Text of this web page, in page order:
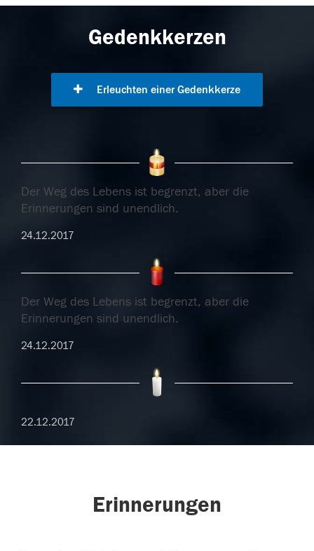
Gedenkkerzen
Erleuchten einer Gedenkkerze
Der Weg des Lebens ist begrenzt, aber die
Erinnerungen sind unendlich.
24.12.2017
Der Weg des Lebens ist begrenzt, aber die
Erinnerungen sind unendlich.
24.12.2017
22.12.2017
Erinnerungen